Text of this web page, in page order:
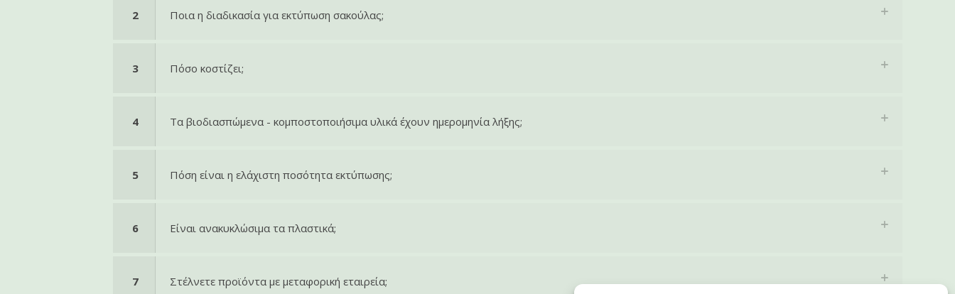
2 Ποια η διαδικασία για εκτύπωση σακούλας;
3 Πόσο κοστίζει;
4 Τα βιοδιασπώμενα - κομποστοποιήσιμα υλικά έχουν ημερομηνία λήξης;
5 Πόση είναι η ελάχιστη ποσότητα εκτύπωσης;
6 Είναι ανακυκλώσιμα τα πλαστικά;
7 Στέλνετε προϊόντα με μεταφορική εταιρεία;